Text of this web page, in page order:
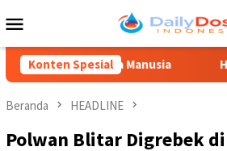
ke
Mobile
Konten Spesial
Daya Manusia Hari Jadi
Beranda HEADLINE
Polwan Blitar Digrebek